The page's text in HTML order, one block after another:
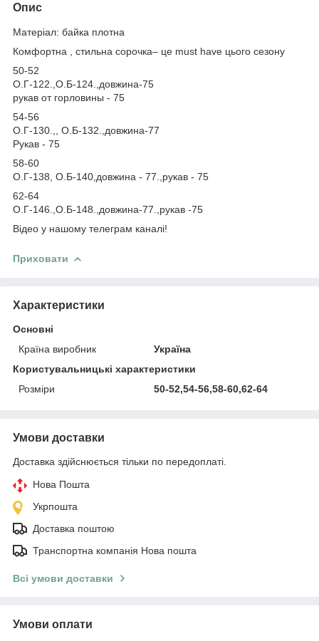
Опис
Матеріал: байка плотна
Комфортна , стильна сорочка– це must have цього сезону
50-52
О.Г-122.,О.Б-124.,довжина-75
рукав от горловины - 75
54-56
О.Г-130.,, О.Б-132.,довжина-77
Рукав - 75
58-60
О.Г-138, О.Б-140,довжина - 77.,рукав - 75
62-64
О.Г-146.,О.Б-148.,довжина-77.,рукав -75
Відео у нашому телеграм каналі!
Приховати
Характеристики
Основні
Країна виробник
Україна
Користувальницькі характеристики
Розміри
50-52,54-56,58-60,62-64
Умови доставки
Доставка здійснюється тільки по передоплаті.
Нова Пошта
Укрпошта
Доставка поштою
Транспортна компанія Нова пошта
Всі умови доставки
Умови оплати